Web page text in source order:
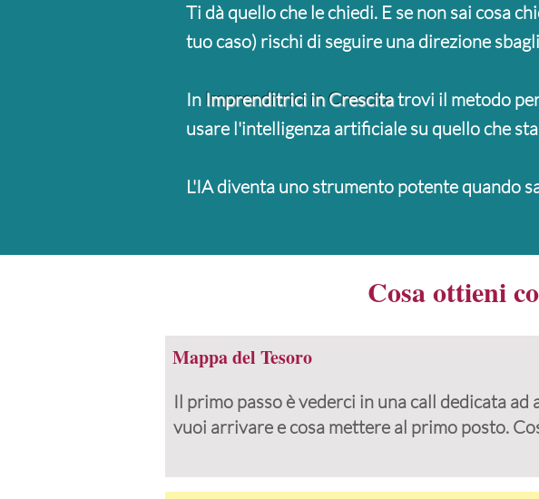
Ti dà quello che le chiedi. E se non sai cosa
tuo caso) rischi di seguire una direzione
In Imprenditrici in Crescitatrovi il metodo
usare l'intelligenza artificiale su quello che
L'IA diventa uno strumento potente quando
Cosa ottieni
Mappa del Tesoro
Il primo passo è vederci in una call dedicata
vuoi arrivare e cosa mettere al primo posto.